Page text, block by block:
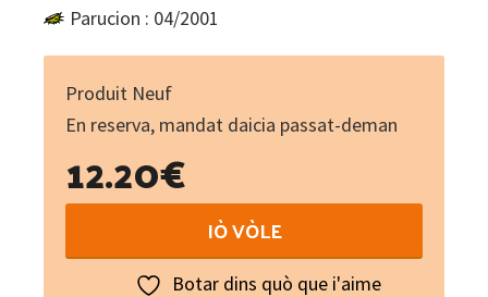
Parucion : 04/2001
Produit Neuf
En reserva, mandat daicia passat-deman
12.20€
riu
d'Adriana
IÒ VÒLE
Botar dins quò que i'aime